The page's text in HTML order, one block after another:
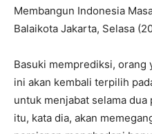
Membangun Indonesia
Balaikota Jakarta, Selasa
Basuki memprediksi, orang
ini akan kembali terpilih
untuk menjabat selama
itu, kata dia, akan